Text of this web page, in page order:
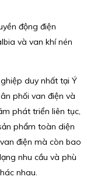
động điện
và van khí nén
duy nhất tại Ý
phối van điện và
phát triển liên tục,
phẩm toàn diện
điện mà còn bao
nhu cầu và phù
nhau.